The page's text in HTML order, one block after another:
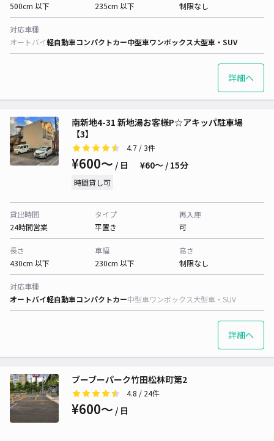
500cm 以下
235cm 以下
制限なし
対応車種
オートバイ軽自動車コンパクトカー中型車ワンボックス大型車・SUV
詳細へ
南新地4-31 新地湯お客様P☆アキッパ駐車場
【3】
4.7 / 3件
¥600〜 / 日 ¥60〜 / 15分
時間貸し可
貸出時間
24時間営業
タイプ
平置き
再入庫
可
長さ
430cm 以下
車幅
230cm 以下
高さ
制限なし
対応車種
オートバイ軽自動車コンパクトカー中型車ワンボックス大型車・SUV
詳細へ
ブーブーパーク竹田松林町第2
4.8 / 24件
¥600〜 / 日